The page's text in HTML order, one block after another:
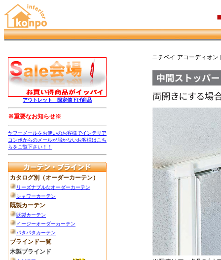
ニチベイ アコーディオ